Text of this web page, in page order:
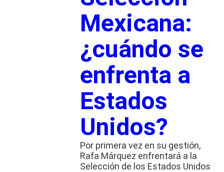
Mexicana:
¿cuándo se
enfrenta a
Estados
Unidos?
Por primera vez en su gestión,
Rafa Márquez enfrentará a la
Selección de los Estados Unidos